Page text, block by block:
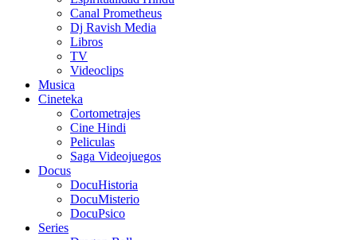
Canal Prometheus
Dj Ravish Media
Libros
TV
Videoclips
Musica
Cineteka
Cortometrajes
Cine Hindi
Peliculas
Saga Videojuegos
Docus
DocuHistoria
DocuMisterio
DocuPsico
Series